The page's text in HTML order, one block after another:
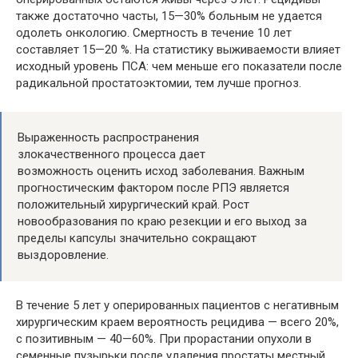
также достаточно часты, 15—30% больным не удается
одолеть онкологию. Смертность в течение 10 лет
составляет 15—20 %. На статистику выживаемости влияет
исходный уровень ПСА: чем меньше его показатели после
радикальной простатоэктомии, тем лучше прогноз.
Выраженность распространения
злокачественного процесса дает
возможность оценить исход заболевания. Важным
прогностическим фактором после РПЭ является
положительный хирургический край. Рост
новообразования по краю резекции и его выход за
пределы капсулы значительно сокращают
выздоровление.
В течение 5 лет у оперированных пациентов с негативным
хирургическим краем вероятность рецидива — всего 20%,
с позитивным — 40—60%. При прорастании опухоли в